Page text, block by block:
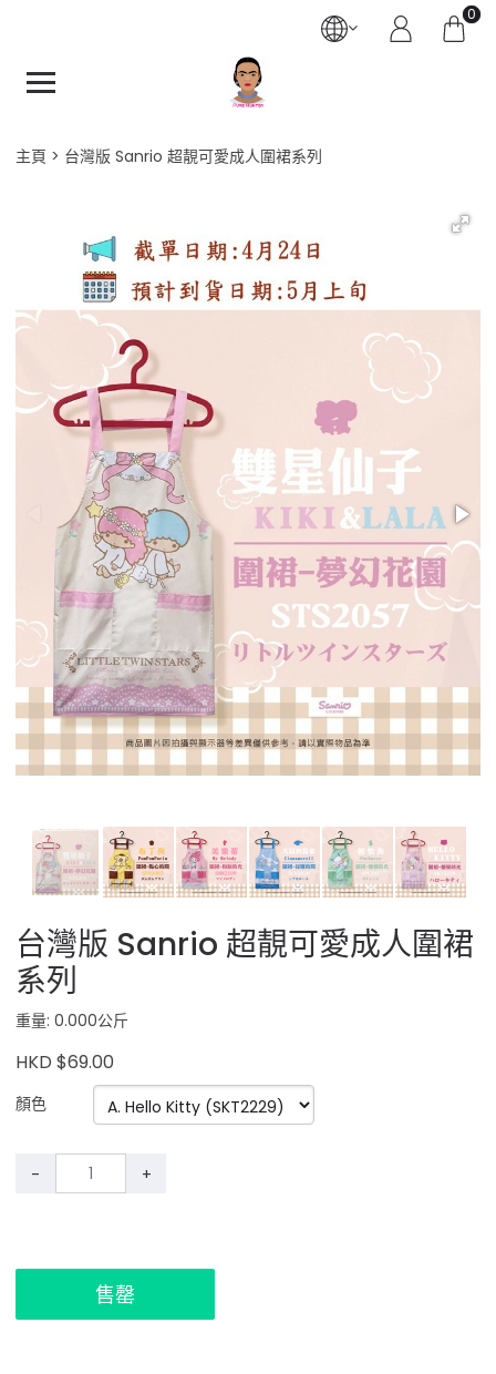
0
主頁 台灣版 Sanrio 超靚可愛成人圍裙系列
台灣版 Sanrio 超靚可愛成人圍裙
系列
重量: 0.000公斤
HKD $69.00
顏色
- +
售罄